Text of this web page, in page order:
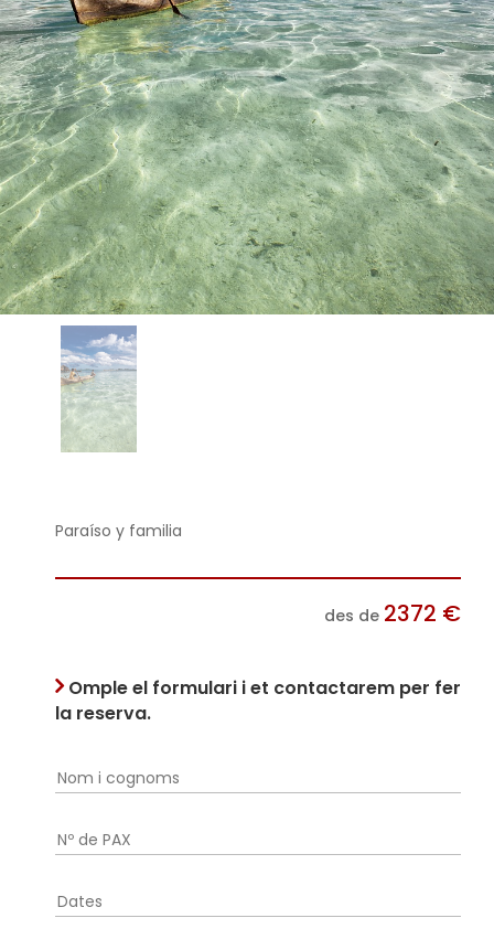
Paraíso y familia
des de 2372 €
Omple el formulari i et contactarem per fer
la reserva.